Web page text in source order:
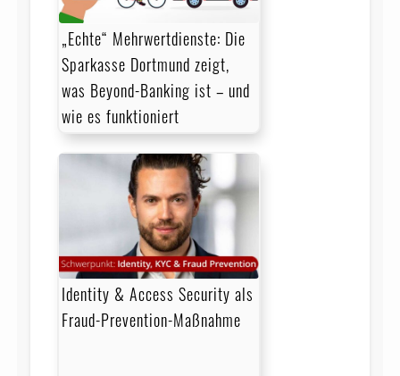
„Echte“ Mehrwertdienste: Die
Sparkasse Dortmund zeigt,
was Beyond-Banking ist – und
wie es funktioniert
Identity & Access Security als
Fraud-Prevention-Maßnahme